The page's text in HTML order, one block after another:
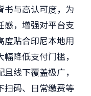
书与高认可度，为
感，增强对平台支
度贴合印尼本地用
降低支付门槛，
线下覆盖极广，
扫码、日常缴费等